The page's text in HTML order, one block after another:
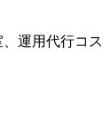
運用代行コス